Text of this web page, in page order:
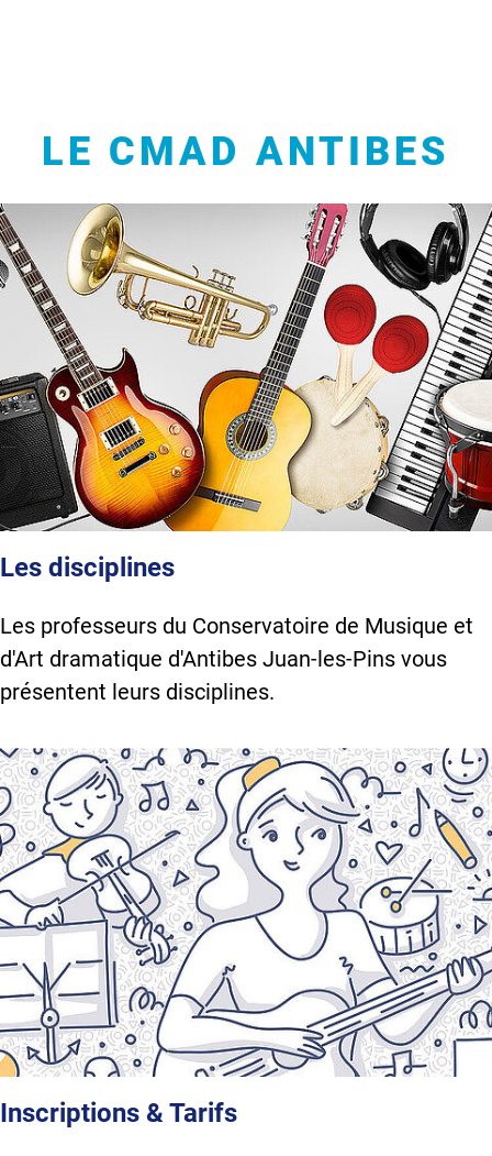
LE CMAD ANTIBES
Les disciplines
Les professeurs du Conservatoire de Musique et
d'Art dramatique d'Antibes Juan-les-Pins vous
présentent leurs disciplines.
Inscriptions & Tarifs